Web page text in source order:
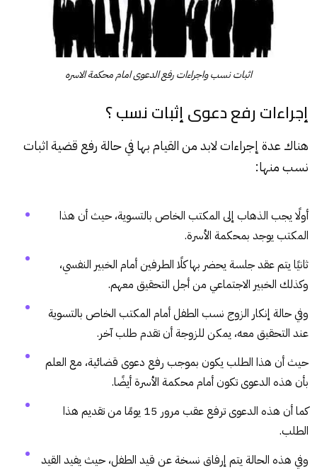
اثبات نسب واجراءات رفع الدعوى امام محكمة الاسره
إجراءات رفع دعوى إثبات نسب ؟
هناك عدة إجراءات لابد من القيام بها في حالة رفع قضية اثبات
نسب منها:
أولًا يجب الذهاب إلى المكتب الخاص بالتسوية، حيث أن هذا
المكتب يوجد بمحكمة الأسرة.
ثانيًا يتم عقد جلسة يحضر بها كلًا الطرفين أمام الخبير النفسي،
وكذلك الخبير الاجتماعي من أجل التحقيق معهم.
وفي حالة إنكار الزوج نسب الطفل أمام المكتب الخاص بالتسوية
عند التحقيق معه، يمكن للزوجة أن تقدم طلب آخر.
حيث أن هذا الطلب يكون بموجب رفع دعوى قضائية، مع العلم
بأن هذه الدعوى تكون أمام محكمة الأسرة أيضًا.
كما أن هذه الدعوى ترفع عقب مرور 15 يومًا من تقديم هذا
الطلب.
وفي هذه الحالة يتم إرفاق نسخة عن قيد الطفل، حيث يفيد القيد